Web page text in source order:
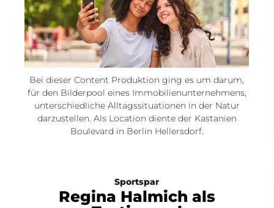
Bei dieser Content Produktion ging es um darum,
für den Bilderpool eines Immobilienunternehmens,
unterschiedliche Alltagssituationen in der Natur
darzustellen. Als Location diente der Kastanien
Boulevard in Berlin Hellersdorf.
Sportspar
Regina Halmich als